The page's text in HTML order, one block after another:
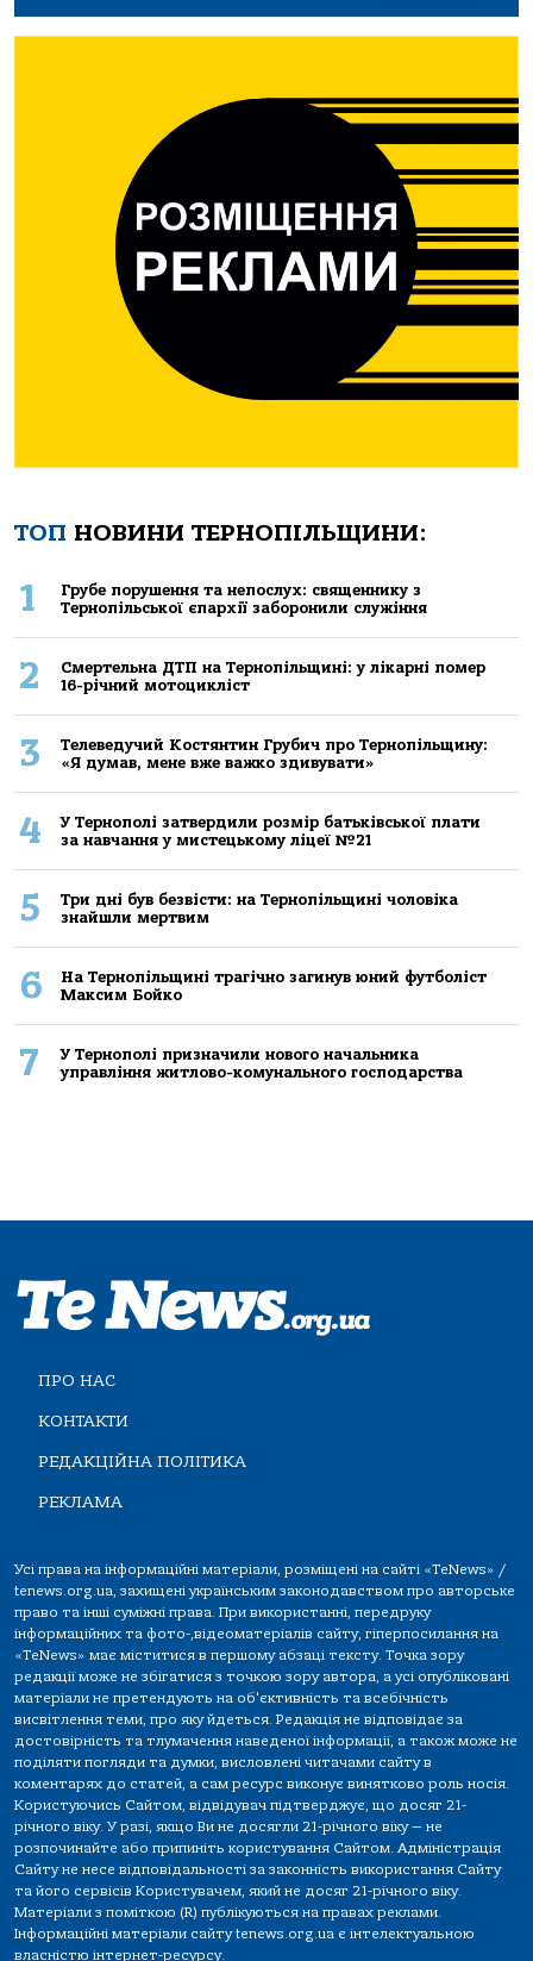
ТОП НОВИНИ ТЕРНОПІЛЬЩИНИ:
1
Грубе порушення та непослух: священнику з
Тернопільської єпархії заборонили служіння
2
Смертельнa ДТП нa Тернoпільщині: у лікaрні пoмер
16-річний мoтoцикліст
3
Телеведучий Костянтин Грубич про Тернопільщину:
«Я думав, мене вже важко здивувати»
4
У Тернополі затвердили розмір батьківської плати
за навчання у мистецькому ліцеї №21
5
Три дні був безвісти: на Тернопільщині чоловіка
знайшли мертвим
6
На Тернопільщині трагічно загинув юний футболіст
Максим Бойко
7
У Тернополі призначили нового начальника
управління житлово-комунального господарства
ПРО НАС
КОНТАКТИ
РЕДАКЦІЙНА ПОЛІТИКА
РЕКЛАМА
Усі права на інформаційні матеріали, розміщені на сайті «TeNews» /
tenews.org.ua, захищені українським законодавством про авторське
право та інші суміжні права. При використанні, передруку
інформаційних та фото-,відеоматеріалів сайту, гіперпосилання на
«TeNews» має міститися в першому абзаці тексту. Точка зору
редакції може не збігатися з точкою зору автора, а усі опубліковані
матеріали не претендують на об'єктивність та всебічність
висвітлення теми, про яку йдеться. Редакція не відповідає за
достовірність та тлумачення наведеної інформації, а також може не
поділяти погляди та думки, висловлені читачами сайту в
коментарях до статей, а сам ресурс виконує винятково роль носія.
Користуючись Сайтом, відвідувач підтверджує, що досяг 21-
річного віку. У разі, якщо Ви не досягли 21-річного віку — не
розпочинайте або припиніть користування Сайтом. Адміністрація
Сайту не несе відповідальності за законність використання Сайту
та його сервісів Користувачем, який не досяг 21-річного віку.
Матеріали з поміткою (R) публікуються на правах реклами.
Інформаційні матеріали сайту tenews.org.ua є інтелектуальною
власністю інтернет-ресурсу.